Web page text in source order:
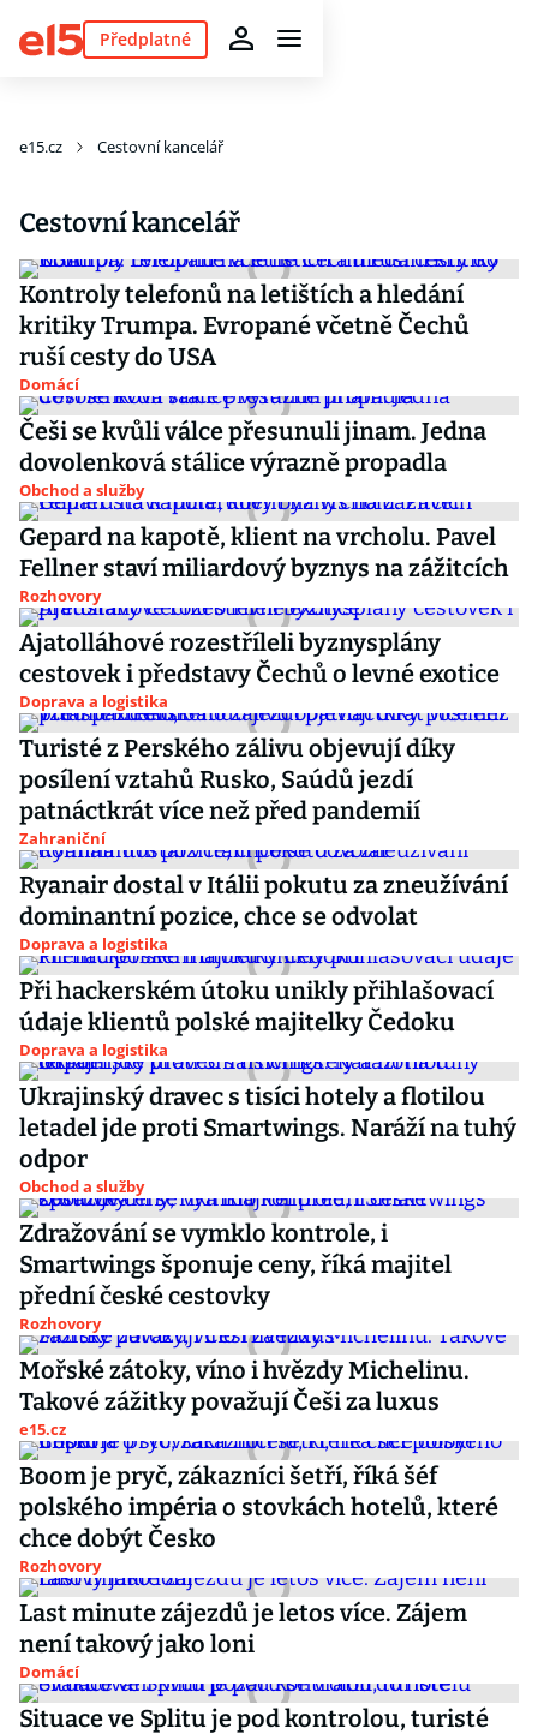
Předplatné
e15.cz Cestovní kancelář
Cestovní kancelář
Kontroly telefonů na letištích a hledání
kritiky Trumpa. Evropané včetně Čechů
ruší cesty do USA
Domácí
Češi se kvůli válce přesunuli jinam. Jedna
dovolenková stálice výrazně propadla
Obchod a služby
Gepard na kapotě, klient na vrcholu. Pavel
Fellner staví miliardový byznys na zážitcích
Rozhovory
Ajatolláhové rozestříleli byznysplány
cestovek i představy Čechů o levné exotice
Doprava a logistika
Turisté z Perského zálivu objevují díky
posílení vztahů Rusko, Saúdů jezdí
patnáctkrát více než před pandemií
Zahraniční
Ryanair dostal v Itálii pokutu za zneužívání
dominantní pozice, chce se odvolat
Doprava a logistika
Při hackerském útoku unikly přihlašovací
údaje klientů polské majitelky Čedoku
Doprava a logistika
Ukrajinský dravec s tisíci hotely a flotilou
letadel jde proti Smartwings. Naráží na tuhý
odpor
Obchod a služby
Zdražování se vymklo kontrole, i
Smartwings šponuje ceny, říká majitel
přední české cestovky
Rozhovory
Mořské zátoky, víno i hvězdy Michelinu.
Takové zážitky považují Češi za luxus
e15.cz
Boom je pryč, zákazníci šetří, říká šéf
polského impéria o stovkách hotelů, které
chce dobýt Česko
Rozhovory
Last minute zájezdů je letos více. Zájem
není takový jako loni
Domácí
Situace ve Splitu je pod kontrolou, turisté